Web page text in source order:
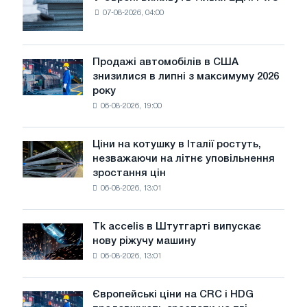
Європі
виживуть
тільки
ЕДП:
PwC
07-08-2026, 04:00
Продажі
автомобілів
в
липні
з
року
Продажі автомобілів в США
знизилися в липні з максимуму 2026
року
06-08-2026, 19:00
Ціни
на
котушку
незважаючи
на
уповільнення
зростання
Ціни на котушку в Італії ростуть,
незважаючи на літнє уповільнення
зростання цін
06-08-2026, 13:01
Tk
accelis
в
нову
Tk accelis в Штутгарті випускає
нову ріжучу машину
06-08-2026, 13:01
Європейські
Європейські ціни на CRC і HDG